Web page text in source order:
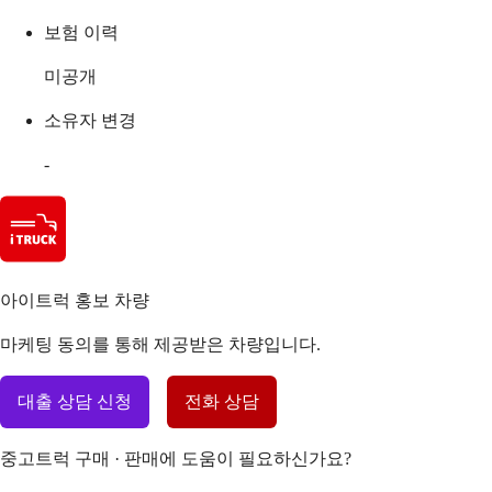
보험 이력
미공개
소유자 변경
-
아이트럭 홍보 차량
마케팅 동의를 통해 제공받은 차량입니다.
대출 상담 신청 전화 상담
중고트럭 구매 · 판매에 도움이 필요하신가요?